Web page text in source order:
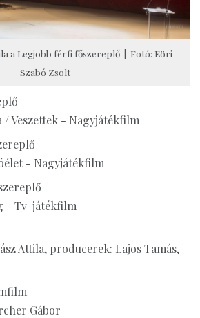
a Legjobb férfi főszereplő | Fotó: Eöri
Szabó Zsolt
/ Veszettek - Nagyjátékfilm
- Nagyjátékfilm
- Tv-játékfilm
Attila, producerek: Lajos Tamás,
Gábor